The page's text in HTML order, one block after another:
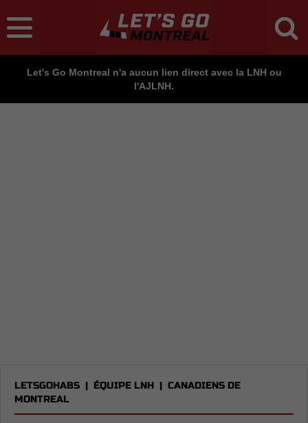
Let's Go Montreal n'a aucun lien direct avec la LNH ou
l'AJLNH.
LETSGOHABS | ÉQUIPE LNH | CANADIENS DE
MONTREAL